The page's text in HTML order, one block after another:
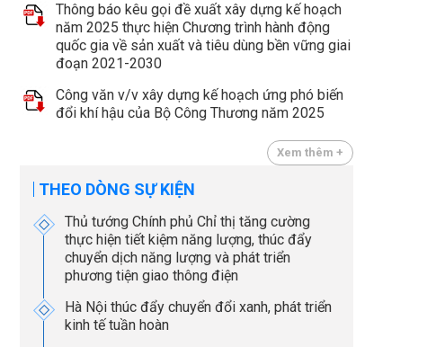
Thông báo kêu gọi đề xuất xây dựng kế hoạch
năm 2025 thực hiện Chương trình hành động
quốc gia về sản xuất và tiêu dùng bền vững giai
đoạn 2021-2030
Công văn v/v xây dựng kế hoạch ứng phó biến
đổi khí hậu của Bộ Công Thương năm 2025
Xem thêm +
THEO DÒNG SỰ KIỆN
Thủ tướng Chính phủ Chỉ thị tăng cường
thực hiện tiết kiệm năng lượng, thúc đẩy
chuyển dịch năng lượng và phát triển
phương tiện giao thông điện
Hà Nội thúc đẩy chuyển đổi xanh, phát triển
kinh tế tuần hoàn